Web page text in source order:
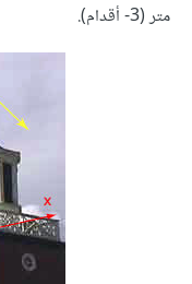
متر (‎-3 أقدام).